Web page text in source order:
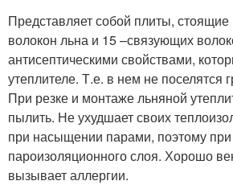
Представляет собой плиты, стоящие
волокон льна и 15 –связующих
антисептическими свойствами,
утеплителе. Т.е. в нем не поселятся
При резке и монтаже льняной
пылить. Не ухудшает своих
при насыщении парами, поэтому при
пароизоляционного слоя. Хорошо
вызывает аллергии.